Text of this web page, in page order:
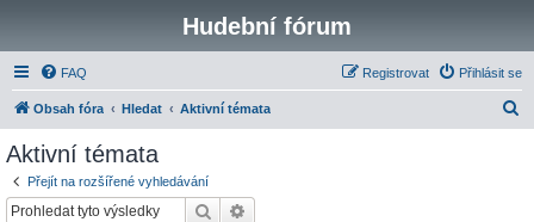
Hudební fórum
FAQ Přihlásit se
Registrovat
Obsah fóra Hledat Aktivní témata
Aktivní témata
Přejít na rozšířené vyhledávání
Hledat